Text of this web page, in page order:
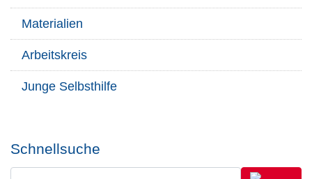
Materialien
Arbeitskreis
Junge Selbsthilfe
Schnellsuche